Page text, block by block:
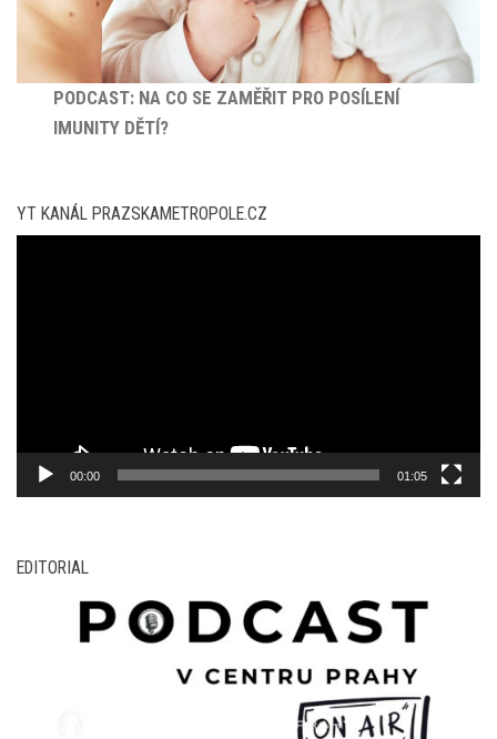
PODCAST: NA CO SE ZAMĚŘIT PRO POSÍLENÍ
IMUNITY DĚTÍ?
YT KANÁL PRAZSKAMETROPOLE.CZ
00:00 01:05
EDITORIAL